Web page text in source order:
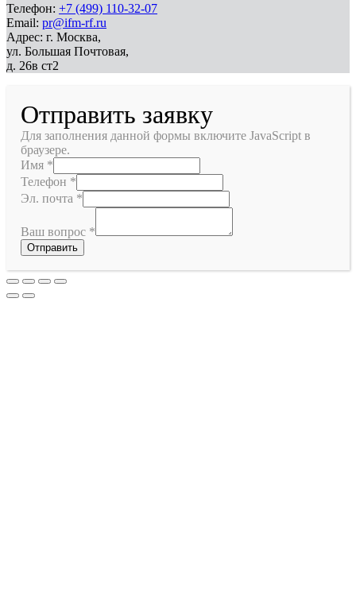
Телефон: +7 (499) 110-32-07
Email: pr@ifm-rf.ru
Адрес: г. Москва,
ул. Большая Почтовая,
д. 26в ст2
Отправить заявку
Для заполнения данной формы включите JavaScript в
браузере.
Имя *
Телефон *
Эл. почта *
Ваш вопрос *
Отправить